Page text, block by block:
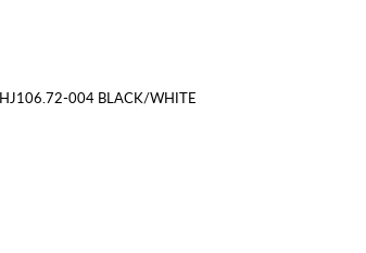
004 BLACK/WHITE